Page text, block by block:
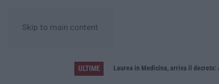
Skip to main content
ULTIME
Sistema bibliotecario vibonese, la dura replica di Soriano e Romeo: «Il fallimento è di chi ha staccato la spina» Laurea in Medicina, arriva il decreto: